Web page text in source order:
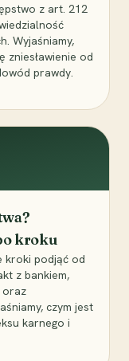
z art. 212
Wyjaśniamy,
zniesławienie od
prawdy.
kroku
kroki podjąć od
z bankiem,
oraz
czym jest
karnego i